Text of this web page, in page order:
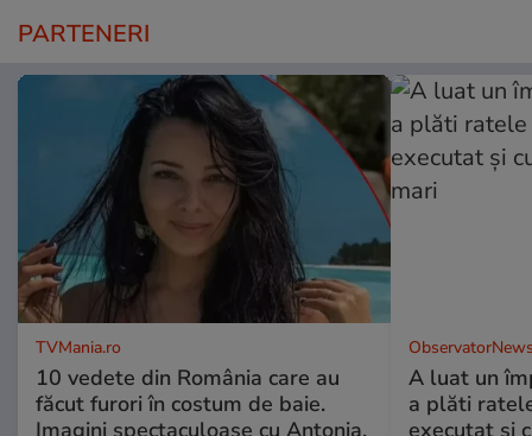
PARTENERI
TVMania.ro
10 vedete din România care au
făcut furori în costum de baie.
A luat un
a plăti